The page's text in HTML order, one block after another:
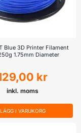
Blue 3D Printer Filament
1.75mm Diameter
kr
inkl. moms
LÄGG I VARUKORG